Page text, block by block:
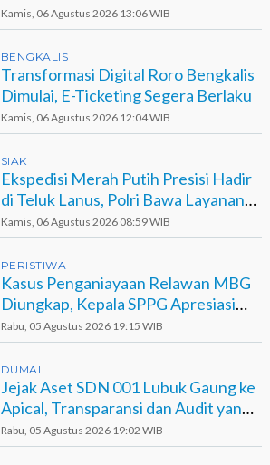
Sawit
Kamis, 06 Agustus 2026 13:06 WIB
BENGKALIS
Transformasi Digital Roro Bengkalis
Dimulai, E-Ticketing Segera Berlaku
Kamis, 06 Agustus 2026 12:04 WIB
SIAK
Ekspedisi Merah Putih Presisi Hadir
di Teluk Lanus, Polri Bawa Layanan
dan Harapan
Kamis, 06 Agustus 2026 08:59 WIB
PERISTIWA
Kasus Penganiayaan Relawan MBG
Diungkap, Kepala SPPG Apresiasi
Kinerja Polisi
Rabu, 05 Agustus 2026 19:15 WIB
DUMAI
Jejak Aset SDN 001 Lubuk Gaung ke
Apical, Transparansi dan Audit yang
Belum Terjawab
Rabu, 05 Agustus 2026 19:02 WIB